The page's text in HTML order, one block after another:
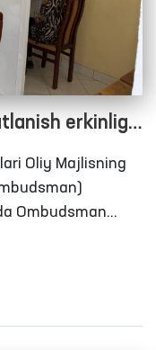
erkinligi
yopiq
Oliy Majlisning
Ombudsman
yurituvchi